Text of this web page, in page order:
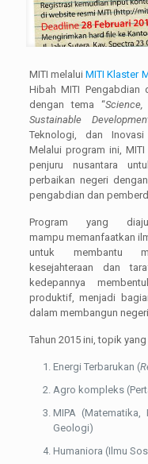
MITI melaluiMITI Klaster
Hibah MITI Pengabdian
dengan tema “
Sustainable
Teknologi, dan Inovasi
Melalui program ini,
penjuru nusantara
perbaikan negeri
pengabdian dan
Program yang
mampu memanfaatkan
untuk membantu
kesejahteraan dan
kedepannya
produktif, menjadi
dalam membangun negeri.
Tahun 2015 ini, topik
Energi Terbarukan (
Agro kompleks
MIPA
Geologi)
Humaniora (Ilmu